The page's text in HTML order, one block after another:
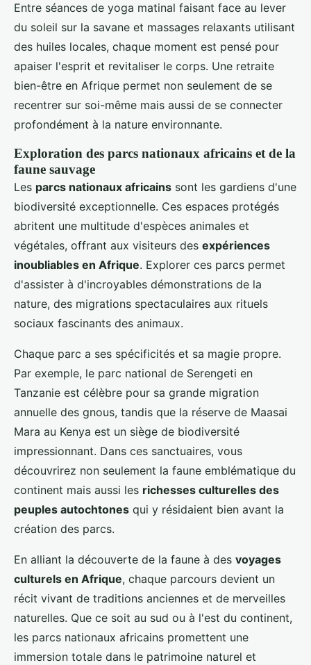
Entre séances de yoga matinal faisant face au lever
du soleil sur la savane et massages relaxants utilisant
des huiles locales, chaque moment est pensé pour
apaiser l'esprit et revitaliser le corps. Une retraite
bien-être en Afrique permet non seulement de se
recentrer sur soi-même mais aussi de se connecter
profondément à la nature environnante.
Exploration des parcs nationaux africains et de la
faune sauvage
Les parcs nationaux africains sont les gardiens d'une
biodiversité exceptionnelle. Ces espaces protégés
abritent une multitude d'espèces animales et
végétales, offrant aux visiteurs des expériences
inoubliables en Afrique. Explorer ces parcs permet
d'assister à d'incroyables démonstrations de la
nature, des migrations spectaculaires aux rituels
sociaux fascinants des animaux.
Chaque parc a ses spécificités et sa magie propre.
Par exemple, le parc national de Serengeti en
Tanzanie est célèbre pour sa grande migration
annuelle des gnous, tandis que la réserve de Maasai
Mara au Kenya est un siège de biodiversité
impressionnant. Dans ces sanctuaires, vous
découvrirez non seulement la faune emblématique du
continent mais aussi les richesses culturelles des
peuples autochtones qui y résidaient bien avant la
création des parcs.
En alliant la découverte de la faune à des voyages
culturels en Afrique, chaque parcours devient un
récit vivant de traditions anciennes et de merveilles
naturelles. Que ce soit au sud ou à l'est du continent,
les parcs nationaux africains promettent une
immersion totale dans le patrimoine naturel et